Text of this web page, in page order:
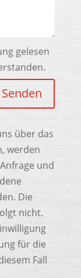
gelesen
Senden
über das
werden
und
Die
nicht.
für die
Fall